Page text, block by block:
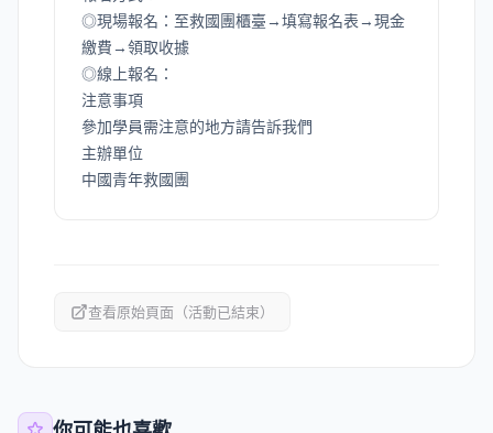
◎現場報名：至救國團櫃臺→填寫報名表→現金
繳費→領取收據
◎線上報名：
注意事項
參加學員需注意的地方請告訴我們
主辦單位
中國青年救國團
查看原始頁面（活動已結束）